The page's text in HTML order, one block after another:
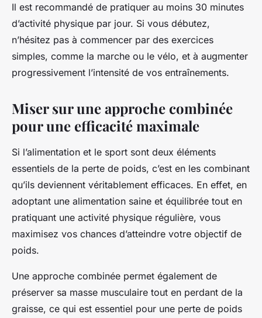
Il est recommandé de pratiquer au moins 30 minutes
d’activité physique par jour. Si vous débutez,
n’hésitez pas à commencer par des exercices
simples, comme la marche ou le vélo, et à augmenter
progressivement l’intensité de vos entraînements.
Miser sur une approche combinée
pour une efficacité maximale
Si l’alimentation et le sport sont deux éléments
essentiels de la perte de poids, c’est en les combinant
qu’ils deviennent véritablement efficaces. En effet, en
adoptant une alimentation saine et équilibrée tout en
pratiquant une activité physique régulière, vous
maximisez vos chances d’atteindre votre objectif de
poids.
Une approche combinée permet également de
préserver sa masse musculaire tout en perdant de la
graisse, ce qui est essentiel pour une perte de poids